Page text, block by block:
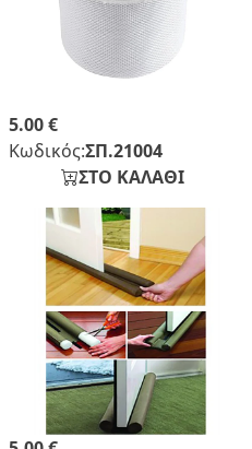
5.00 €
Κωδικός:ΣΠ.21004
ΣΤΟ ΚΑΛΑΘΙ